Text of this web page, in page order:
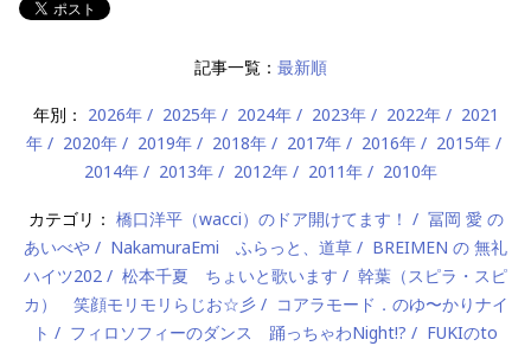
記事一覧： 最新順
年別： 2026年 2025年 2024年 2023年 2022年
2021
年
2020年 2019年 2018年 2017年 2016年
2015年
2014年
2013年 2012年 2011年 2010年
カテゴリ： 橋口洋平（wacci）のドア開けてます！
冨岡 愛 の
あいべや
NakamuraEmi ふらっと、道草
BREIMEN の 無礼
ハイツ202
松本千夏 ちょいと歌います
幹葉（スピラ・スピ
カ） 笑顔モリモリらじお☆彡
コアラモード．のゆ〜かりナイ
ト
フィロソフィーのダンス 踊っちゃわNight!?
FUKIのto